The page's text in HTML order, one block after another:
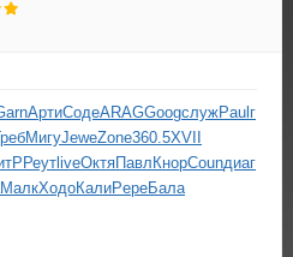
АртиСодеARAGGoogслужPaul г
МигуJeweZone360.5XVII
Реут liveОктяПавл КнорCounдиаг
МалкХодоКалиPepeБала